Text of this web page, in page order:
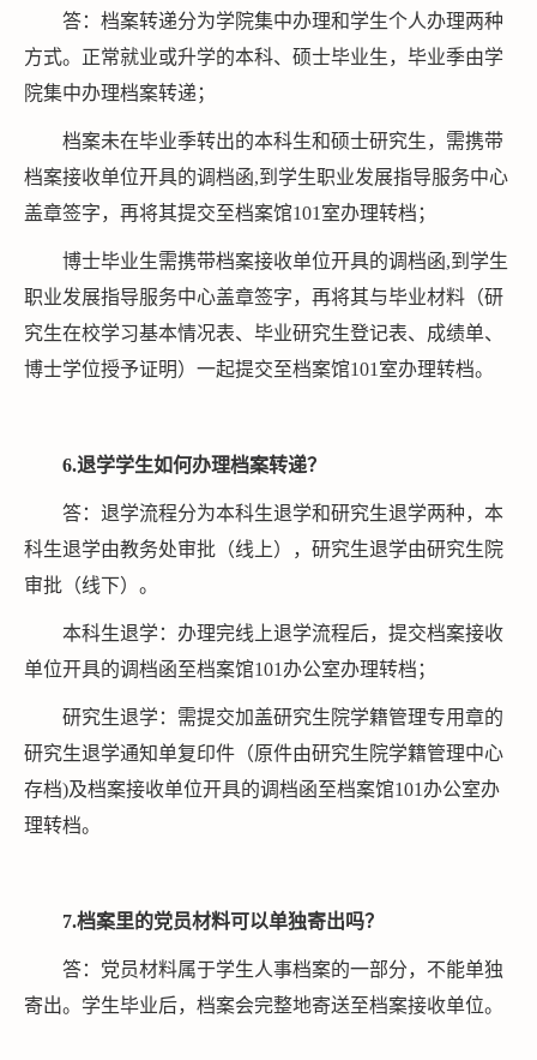
答：档案转递分为学院集中办理和学生个人办理两种
方式。正常就业或升学的本科、硕士毕业生，毕业季由学
院集中办理档案转递；
档案未在毕业季转出的本科生和硕士研究生，需携带
档案接收单位开具的调档函,到学生职业发展指导服务中心
盖章签字，再将其提交至档案馆101室办理转档；
博士毕业生需携带档案接收单位开具的调档函,到学生
职业发展指导服务中心盖章签字，再将其与毕业材料（研
究生在校学习基本情况表、毕业研究生登记表、成绩单、
博士学位授予证明）一起提交至档案馆101室办理转档。
6.退学学生如何办理档案转递？
答：退学流程分为本科生退学和研究生退学两种，本
科生退学由教务处审批（线上），研究生退学由研究生院
审批（线下）。
本科生退学：办理完线上退学流程后，提交档案接收
单位开具的调档函至档案馆101办公室办理转档；
研究生退学：需提交加盖研究生院学籍管理专用章的
研究生退学通知单复印件（原件由研究生院学籍管理中心
存档)及档案接收单位开具的调档函至档案馆101办公室办
理转档。
7.档案里的党员材料可以单独寄出吗？
答：党员材料属于学生人事档案的一部分，不能单独
寄出。学生毕业后，档案会完整地寄送至档案接收单位。